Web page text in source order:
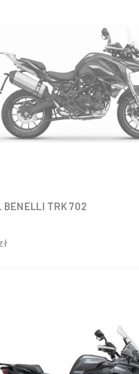
BENELLI TRK 702